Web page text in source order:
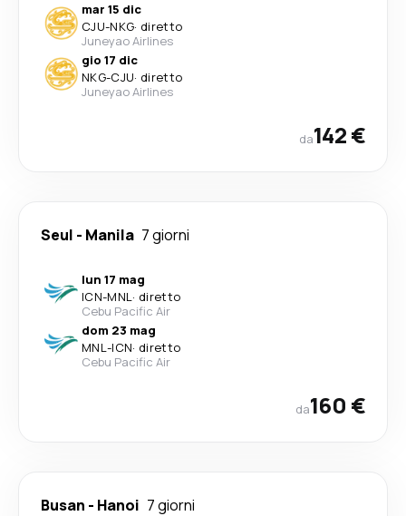
mar 15 dic
CJU-NKG· diretto
Juneyao Airlines
gio 17 dic
NKG-CJU· diretto
Juneyao Airlines
da142 €
Seul - Manila 7 giorni
lun 17 mag
ICN-MNL· diretto
Cebu Pacific Air
dom 23 mag
MNL-ICN· diretto
Cebu Pacific Air
da160 €
Busan - Hanoi 7 giorni